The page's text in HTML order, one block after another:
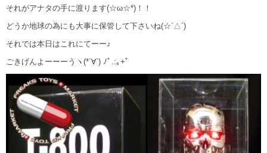
それがアナタの手に渡ります(☆ω☆*)！！
どうか地球の為にも大事に保管して下さいね(☆`△´)ゞ
それでは本日はこれにてーー♪
ごきげんよーーーうヽ(*´∀`) ﾉﾟ.:｡+ﾟ